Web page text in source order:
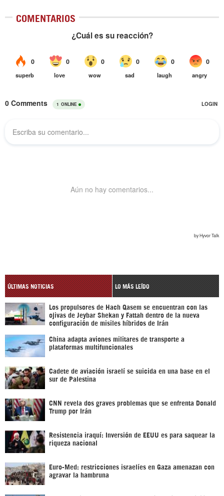
COMENTARIOS
ÚLTIMAS NOTICIAS LO MÁS LEÍDO
Los propulsores de Hach Qasem se encuentran con las
ojivas de Jeybar Shekan y Fattah dentro de la nueva
configuración de misiles híbridos de Irán
China adapta aviones militares de transporte a
plataformas multifuncionales
Cadete de aviación israelí se suicida en una base en el
sur de Palestina
CNN revela dos graves problemas que se enfrenta Donald
Trump por Irán
Resistencia iraquí: Inversión de EEUU es para saquear la
riqueza nacional
Euro-Med: restricciones israelíes en Gaza amenazan con
agravar la hambruna